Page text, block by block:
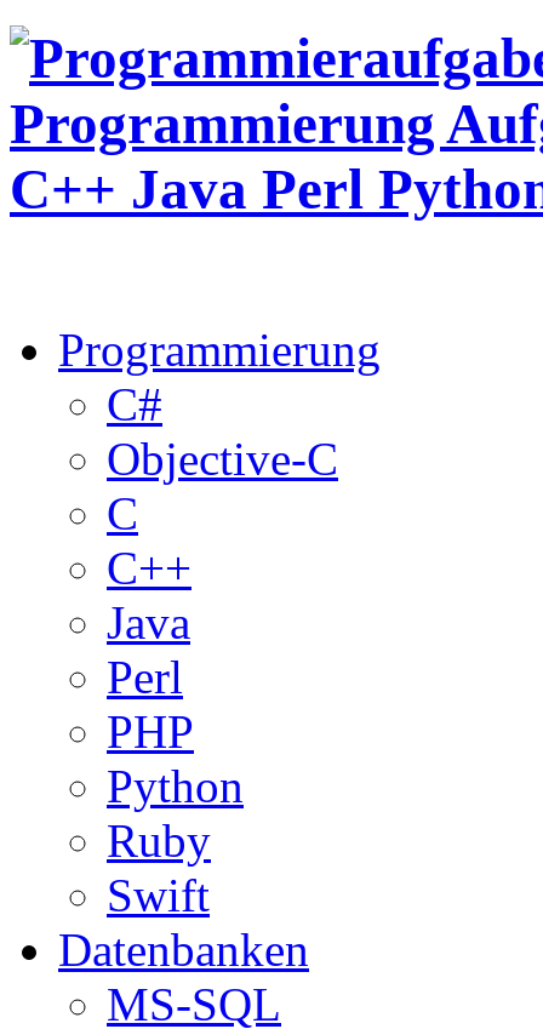
Programmierung
C#
Objective-C
C
C++
Java
Perl
PHP
Python
Ruby
Swift
Datenbanken
MS-SQL